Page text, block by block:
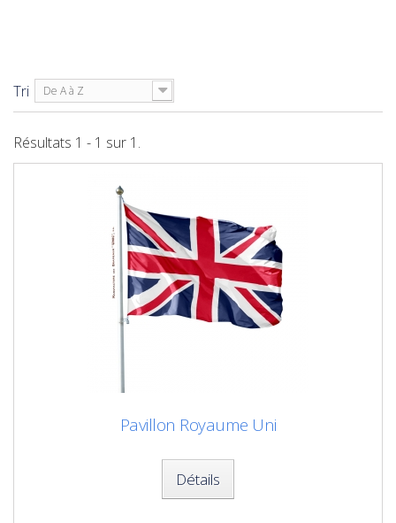
Tri De A à Z
Résultats 1 - 1 sur 1.
Pavillon Royaume Uni
Détails